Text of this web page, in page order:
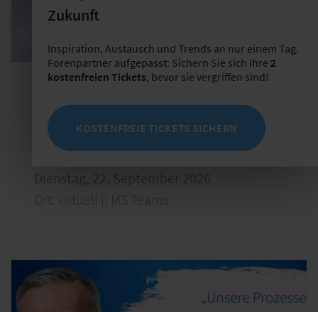
Produktive KI trifft innovatives
Kernversicherungssystem
Dienstag, 22. September 2026
Ort: virtuell || MS Teams
Zukunft
Inspiration, Austausch und Trends an nur einem Tag.
Forenpartner aufgepasst: Sichern Sie sich Ihre 2
kostenfreien Tickets, bevor sie vergriffen sind!
KOSTENFREIE TICKETS SICHERN